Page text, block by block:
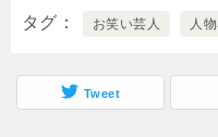
タグ お笑い芸人 人
Tweet